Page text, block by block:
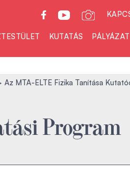
KUTATÁS
Az MTA-ELTE Fizika Tanítása
Program